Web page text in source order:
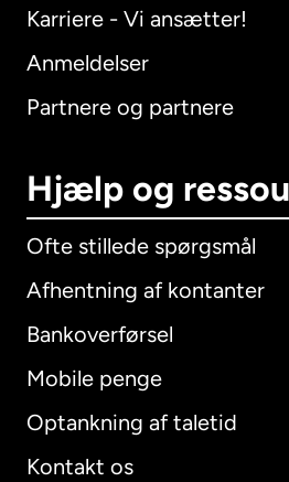
Karriere - Vi ansætter!
Anmeldelser
Partnere og partnere
Hjælp og
Ofte stillede spørgsmål
Afhentning af kontanter
Bankoverførsel
Mobile penge
Optankning af taletid
Kontakt os